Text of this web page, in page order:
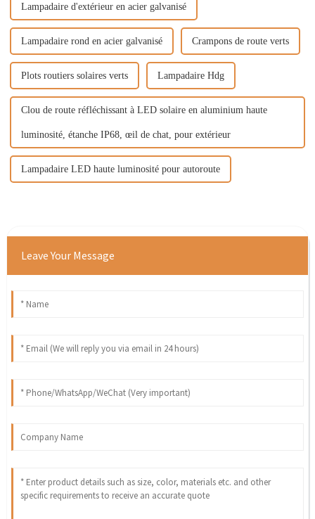
Lampadaire d'extérieur en acier galvanisé
Lampadaire rond en acier galvanisé Crampons de route verts
Plots routiers solaires verts Lampadaire Hdg
Clou de route réfléchissant à LED solaire en aluminium haute
luminosité, étanche IP68, œil de chat, pour extérieur
Lampadaire LED haute luminosité pour autoroute
Leave Your Message